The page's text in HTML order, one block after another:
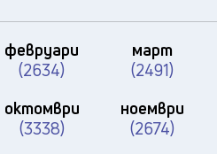
февруари
(2634)
март
(2491)
октомври
(3338)
ноември
(2674)